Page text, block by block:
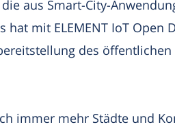
aus Smart-City-
mit ELEMENT IoT Open
des öffentlichen
immer mehr Städte und